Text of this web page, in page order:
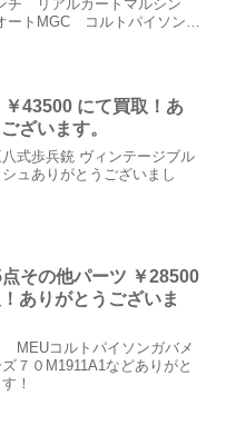
チ リアルカートマルシン
ートMGC コルトパイソン
43500 にて買取！あ
ざいます。
式歩兵銃 ヴィンテージブル
ュありがとうございまし
その他パーツ ￥28500
ありがとうございま
MEUコルトパイソンガバメ
７０M1911A1などありがと
！